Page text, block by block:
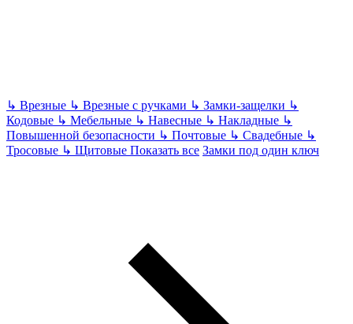
↳ Врезные ↳ Врезные с ручками ↳ Замки-защелки ↳
Кодовые ↳ Мебельные ↳ Навесные ↳ Накладные ↳
Повышенной безопасности ↳ Почтовые ↳ Свадебные ↳
Тросовые ↳ Щитовые Показать все Замки под один ключ